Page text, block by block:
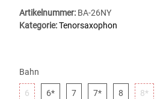
Artikelnummer: BA-26NY
Kategorie:Tenorsaxophon
Bahn
6 6*6* 77 7*7* 8 8*8*